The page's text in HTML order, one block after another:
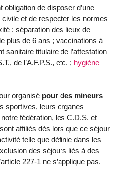
obligation de disposer d’une
et de respecter les normes
: séparation des lieux de
plus de 6 ans ; vaccinations à
sanitaire titulaire de l’attestation
de l’A.F.P.S., etc. ; hygiène
organisé pour des mineurs
sportives, leurs organes
fédération, les C.D.S. et
affiliés dès lors que ce séjour
telle que définie dans les
des séjours liés à des
227-1 ne s’applique pas.